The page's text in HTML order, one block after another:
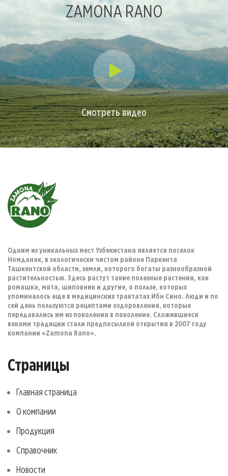
ZAMONA RANO
Смотреть видео
Одним из уникальных мест Узбекистана является поселок
Номданак, в экологически чистом районе Паркента
Ташкентской области, земли, которого богаты разнообразной
растительностью. Здесь растут такие полезные растения, как
ромашка, мята, шиповник и другие, о пользе, которых
упоминалось еще в медицинских трактатах Ибн Сино. Люди и по
сей день пользуются рецептами оздоровления, которые
передавались им из поколения в поколение. Сложившиеся
веками традиции стали предпосылкой открытия в 2007 году
компании «Zamona Rano».
Страницы
Главная страница
О компании
Продукция
Справочник
Новости